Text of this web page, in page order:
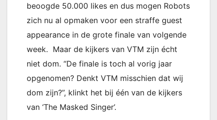
beoogde 50.000 likes en dus mogen Robots
zich nu al opmaken voor een straffe guest
appearance in de grote finale van volgende
week. Maar de kijkers van VTM zijn écht
niet dom. “De finale is toch al vorig jaar
opgenomen? Denkt VTM misschien dat wij
dom zijn?”, klinkt het bij één van de kijkers
van ‘The Masked Singer’.